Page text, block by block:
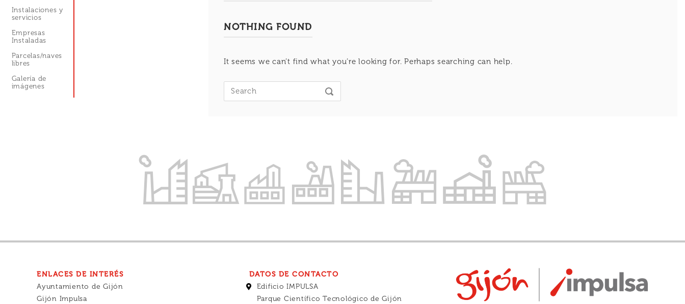
NOTHING FOUND
It seems we can’t find what you’re looking for. Perhaps searching can help.
Search
for:
SEARCH
Instalaciones y
servicios
Empresas
Instaladas
Parcelas/naves
libres
Galería de
imágenes
ENLACES DE INTERÉS
Ayuntamiento de Gijón
Gijón Impulsa
DATOS DE CONTACTO
Edificio IMPULSA
Parque Científico Tecnológico de Gijón